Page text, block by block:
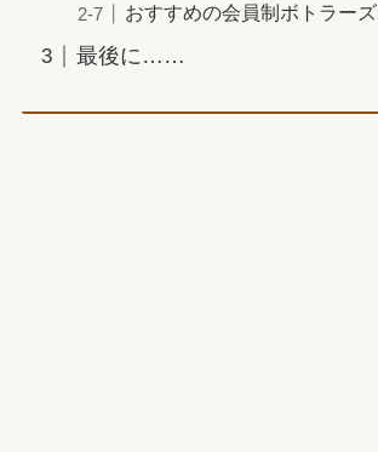
おすすめの会員制ボトラーズ
最後に……